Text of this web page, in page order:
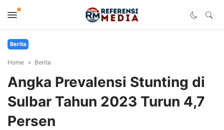
Berita
Home Berita
Angka Prevalensi Stunting di
Sulbar Tahun 2023 Turun 4,7
Persen